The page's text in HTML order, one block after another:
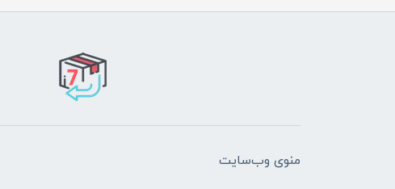
منوی وب‌سایت